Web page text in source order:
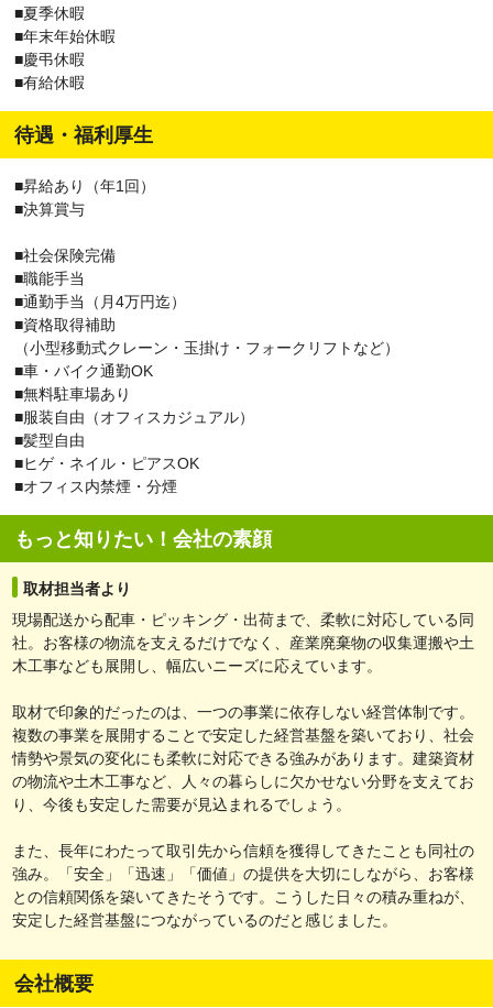
■夏季休暇
■年末年始休暇
■慶弔休暇
■有給休暇
待遇・福利厚生
■昇給あり（年1回）
■決算賞与
■社会保険完備
■職能手当
■通勤手当（月4万円迄）
■資格取得補助
（小型移動式クレーン・玉掛け・フォークリフトなど）
■車・バイク通勤OK
■無料駐車場あり
■服装自由（オフィスカジュアル）
■髪型自由
■ヒゲ・ネイル・ピアスOK
■オフィス内禁煙・分煙
もっと知りたい！会社の素顔
取材担当者より
現場配送から配車・ピッキング・出荷まで、柔軟に対応している同
社。お客様の物流を支えるだけでなく、産業廃棄物の収集運搬や土
木工事なども展開し、幅広いニーズに応えています。
取材で印象的だったのは、一つの事業に依存しない経営体制です。
複数の事業を展開することで安定した経営基盤を築いており、社会
情勢や景気の変化にも柔軟に対応できる強みがあります。建築資材
の物流や土木工事など、人々の暮らしに欠かせない分野を支えてお
り、今後も安定した需要が見込まれるでしょう。
また、長年にわたって取引先から信頼を獲得してきたことも同社の
強み。「安全」「迅速」「価値」の提供を大切にしながら、お客様
との信頼関係を築いてきたそうです。こうした日々の積み重ねが、
安定した経営基盤につながっているのだと感じました。
会社概要